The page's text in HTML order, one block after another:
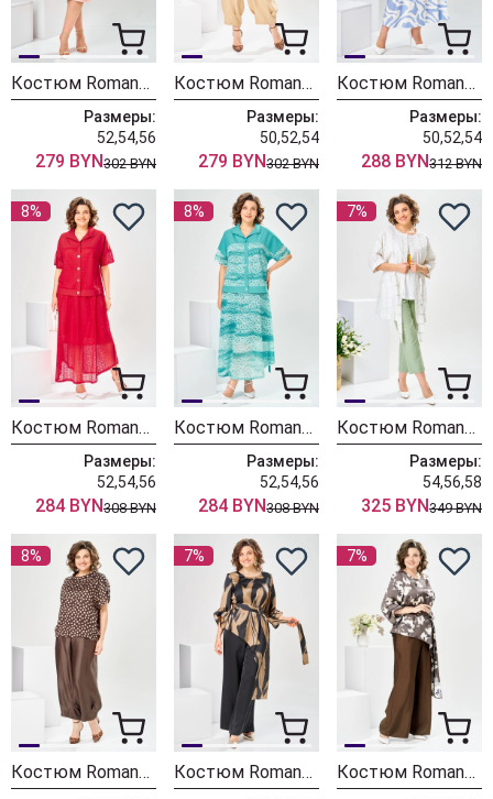
Костюм Romanovich Style 3-2930 персиковый
Размеры:
52,54,56
279 BYN302 BYN
Костюм Romanovich Style 2-2917 кэмел
Размеры:
50,52,54
279 BYN302 BYN
Костюм Romanovich Style 2-2704 бело-голубой
Размеры:
50,52,54
288 BYN312 BYN
8%
Костюм Romanovich Style 2-2904 красный
Размеры:
52,54,56
284 BYN308 BYN
8%
Костюм Romanovich Style 2-2904 бирюзовый
Размеры:
52,54,56
284 BYN308 BYN
7%
Костюм Romanovich Style 3-2377 белый/салатовый
Размеры:
54,56,58
325 BYN349 BYN
8%
Костюм Romanovich Style 2-2924 коричневый
7%
Костюм Romanovich Style 2-2750 коричневый-1
7%
Костюм Romanovich Style 2-2750 коричневый+цветы